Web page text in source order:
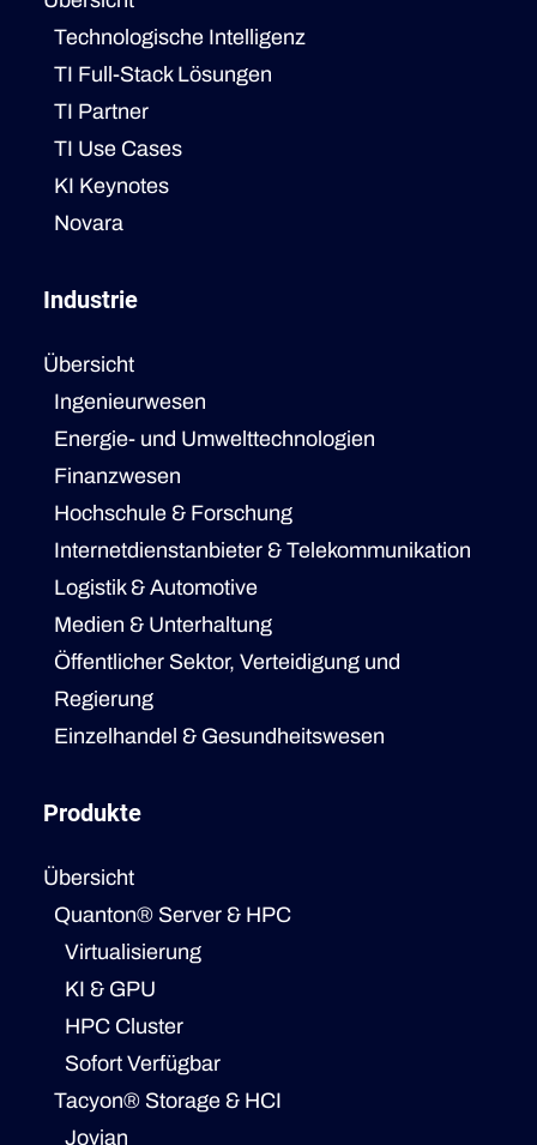
Technologische Intelligenz
TI Full-Stack Lösungen
TI Partner
TI Use Cases
KI Keynotes
Novara
Industrie
Übersicht
Ingenieurwesen
Energie- und Umwelttechnologien
Finanzwesen
Hochschule & Forschung
Internetdienstanbieter & Telekommunikation
Logistik & Automotive
Medien & Unterhaltung
Öffentlicher Sektor, Verteidigung und
Regierung
Einzelhandel & Gesundheitswesen
Produkte
Übersicht
Quanton® Server & HPC
Virtualisierung
KI & GPU
HPC Cluster
Sofort Verfügbar
Tacyon® Storage & HCI
Jovian